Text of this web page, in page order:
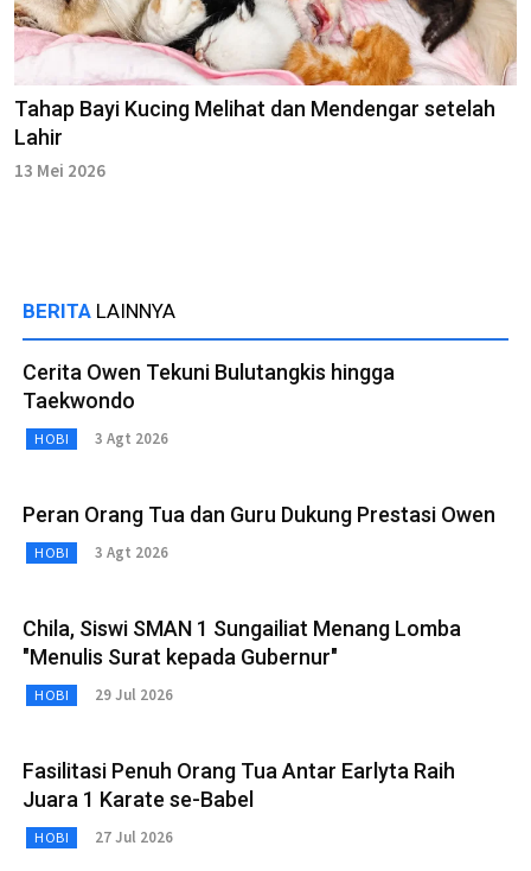
Tahap Bayi Kucing Melihat dan Mendengar setelah
Lahir
13 Mei 2026
BERITA LAINNYA
Cerita Owen Tekuni Bulutangkis hingga
Taekwondo
HOBI 3 Agt 2026
Peran Orang Tua dan Guru Dukung Prestasi Owen
HOBI 3 Agt 2026
Chila, Siswi SMAN 1 Sungailiat Menang Lomba
"Menulis Surat kepada Gubernur"
HOBI 29 Jul 2026
Fasilitasi Penuh Orang Tua Antar Earlyta Raih
Juara 1 Karate se-Babel
HOBI 27 Jul 2026